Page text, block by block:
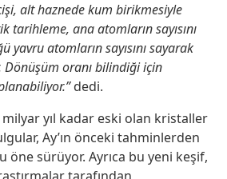
alt haznede kum birikmesiyle
tarihleme, ana atomların sayısını
yavru atomların sayısını sayarak
Dönüşüm oranı bilindiği için
dedi.
milyar yıl kadar eski olan kristaller
Ay’ın önceki tahminlerden
öne sürüyor. Ayrıca bu yeni keşif,